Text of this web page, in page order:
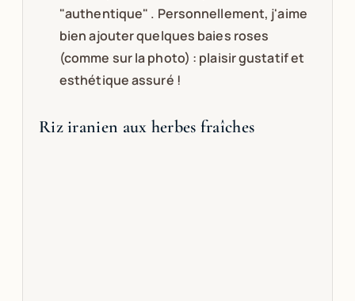
"authentique" . Personnellement, j'aime
bien ajouter quelques baies roses
(comme sur la photo) : plaisir gustatif et
esthétique assuré !
Riz iranien aux herbes fraîches